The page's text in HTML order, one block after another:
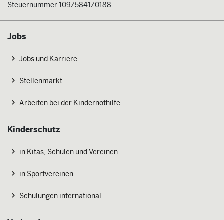
Steuernummer 109/5841/0188
Jobs
Jobs und Karriere
Stellenmarkt
Arbeiten bei der Kindernothilfe
Kinderschutz
in Kitas, Schulen und Vereinen
in Sportvereinen
Schulungen international